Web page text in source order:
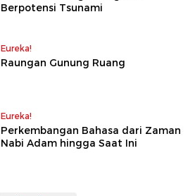
Berpotensi Tsunami
Eureka!
Raungan Gunung Ruang
Eureka!
Perkembangan Bahasa dari Zaman
Nabi Adam hingga Saat Ini